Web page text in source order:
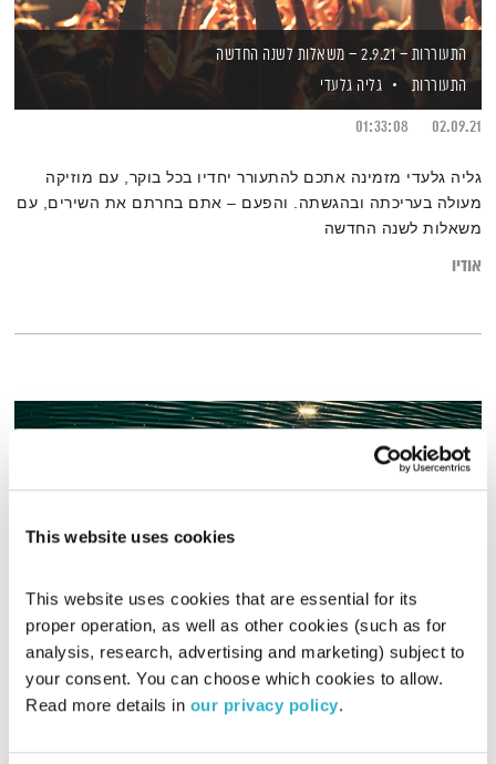
This website uses cookies
This website uses cookies that are essential for its
proper operation, as well as other cookies (such as for
analysis, research, advertising and marketing) subject to
your consent. You can choose which cookies to allow.
Read more details in our privacy policy.
התעוררות – 2.9.21 – משאלות לשנה החדשה
התעוררות
גליה גלעדי
02.09.21
01:33:08
גליה גלעדי מזמינה אתכם להתעורר יחדיו בכל בוקר, עם מוזיקה
מעולה בעריכתה ובהגשתה. והפעם – אתם בחרתם את השירים, עם
משאלות לשנה החדשה
אודיו
מרחב ריפוי – 27.12.24
מרחב ריפוי
אורי בנקהלטר